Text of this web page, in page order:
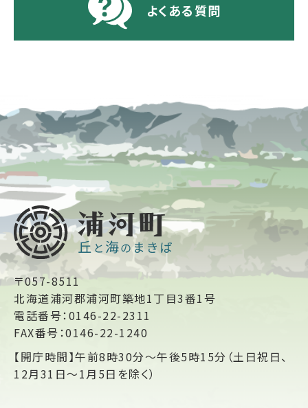
よくある質問
〒057-8511
北海道浦河郡浦河町築地1丁目3番1号
電話番号：0146-22-2311
FAX番号：0146-22-1240
【開庁時間】午前8時30分～午後5時15分（土日祝日、
12月31日～1月5日を除く）